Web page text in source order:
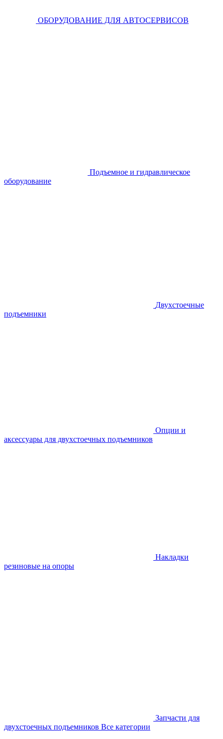
ОБОРУДОВАНИЕ ДЛЯ АВТОСЕРВИСОВ
Подъемное и гидравлическое
оборудование
Двухстоечные
подъемники
Опции и
аксессуары для двухстоечных подъемников
Накладки
резиновые на опоры
Запчасти для
двухстоечных подъемников Все категории